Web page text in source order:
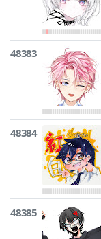
48383
48384
48385